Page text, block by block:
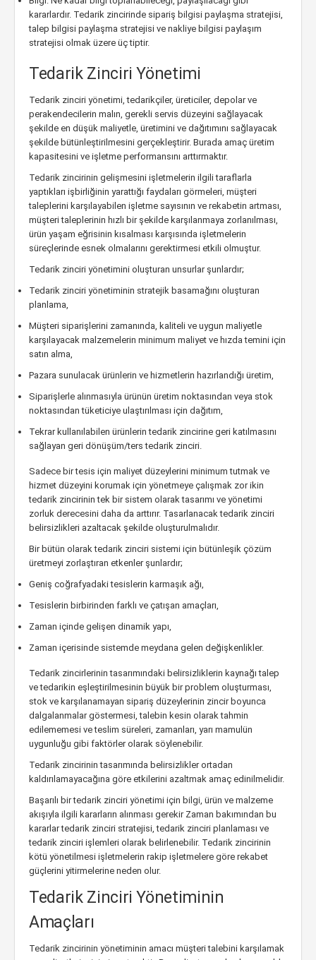
kararlardır. Tedarik zincirinde sipariş bilgisi paylaşma stratejisi,
talep bilgisi paylaşma stratejisi ve nakliye bilgisi paylaşım
stratejisi olmak üzere üç tiptir.
Tedarik Zinciri Yönetimi
Tedarik zinciri yönetimi, tedarikçiler, üreticiler, depolar ve
perakendecilerin malın, gerekli servis düzeyini sağlayacak
şekilde en düşük maliyetle, üretimini ve dağıtımını sağlayacak
şekilde bütünleştirilmesini gerçekleştirir. Burada amaç üretim
kapasitesini ve işletme performansını arttırmaktır.
Tedarik zincirinin gelişmesini işletmelerin ilgili taraflarla
yaptıkları işbirliğinin yarattığı faydaları görmeleri, müşteri
taleplerini karşılayabilen işletme sayısının ve rekabetin artması,
müşteri taleplerinin hızlı bir şekilde karşılanmaya zorlanılması,
ürün yaşam eğrisinin kısalması karşısında işletmelerin
süreçlerinde esnek olmalarını gerektirmesi etkili olmuştur.
Tedarik zinciri yönetimini oluşturan unsurlar şunlardır;
Tedarik zinciri yönetiminin stratejik basamağını oluşturan
planlama,
Müşteri siparişlerini zamanında, kaliteli ve uygun maliyetle
karşılayacak malzemelerin minimum maliyet ve hızda temini için
satın alma,
Pazara sunulacak ürünlerin ve hizmetlerin hazırlandığı üretim,
Siparişlerle alınmasıyla ürünün üretim noktasından veya stok
noktasından tüketiciye ulaştırılması için dağıtım,
Tekrar kullanılabilen ürünlerin tedarik zincirine geri katılmasını
sağlayan geri dönüşüm/ters tedarik zinciri.
Sadece bir tesis için maliyet düzeylerini minimum tutmak ve
hizmet düzeyini korumak için yönetmeye çalışmak zor ikin
tedarik zincirinin tek bir sistem olarak tasarımı ve yönetimi
zorluk derecesini daha da arttırır. Tasarlanacak tedarik zinciri
belirsizlikleri azaltacak şekilde oluşturulmalıdır.
Bir bütün olarak tedarik zinciri sistemi için bütünleşik çözüm
üretmeyi zorlaştıran etkenler şunlardır;
Geniş coğrafyadaki tesislerin karmaşık ağı,
Tesislerin birbirinden farklı ve çatışan amaçları,
Zaman içinde gelişen dinamik yapı,
Zaman içerisinde sistemde meydana gelen değişkenlikler.
Tedarik zincirlerinin tasarımındaki belirsizliklerin kaynağı talep
ve tedarikin eşleştirilmesinin büyük bir problem oluşturması,
stok ve karşılanamayan sipariş düzeylerinin zincir boyunca
dalgalanmalar göstermesi, talebin kesin olarak tahmin
edilememesi ve teslim süreleri, zamanları, yarı mamulün
uygunluğu gibi faktörler olarak söylenebilir.
Tedarik zincirinin tasarımında belirsizlikler ortadan
kaldırılamayacağına göre etkilerini azaltmak amaç edinilmelidir.
Başarılı bir tedarik zinciri yönetimi için bilgi, ürün ve malzeme
akışıyla ilgili kararların alınması gerekir Zaman bakımından bu
kararlar tedarik zinciri stratejisi, tedarik zinciri planlaması ve
tedarik zinciri işlemleri olarak belirlenebilir. Tedarik zincirinin
kötü yönetilmesi işletmelerin rakip işletmelere göre rekabet
güçlerini yitirmelerine neden olur.
Tedarik Zinciri Yönetiminin
Amaçları
Tedarik zincirinin yönetiminin amacı müşteri talebini karşılamak